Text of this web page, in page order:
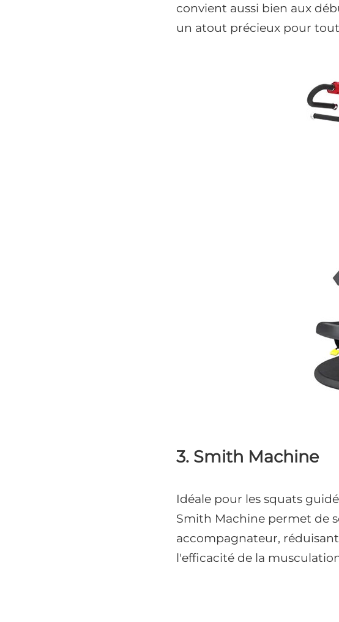
convient aussi bien aux
un atout précieux pour
3. Smith Machine
Idéale pour les squats
Smith Machine permet de
accompagnateur,
l'efficacité de la